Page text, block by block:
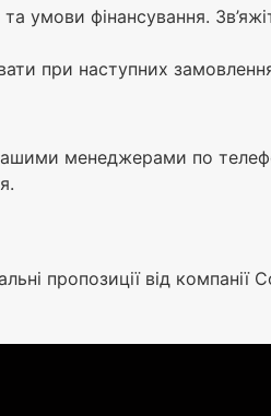
умови фінансування.
при наступних
менеджерами по
пропозиції від компанії